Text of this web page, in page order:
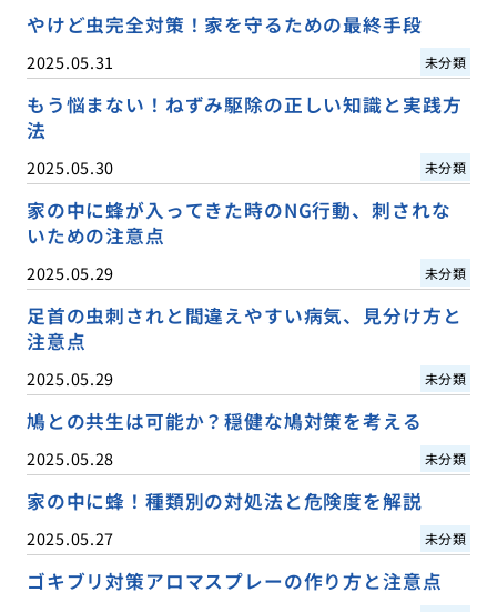
やけど虫完全対策！家を守るための最終手段
2025.05.31 未分類
もう悩まない！ねずみ駆除の正しい知識と実践方
法
2025.05.30 未分類
家の中に蜂が入ってきた時のNG行動、刺されな
いための注意点
2025.05.29 未分類
足首の虫刺されと間違えやすい病気、見分け方と
注意点
2025.05.29 未分類
鳩との共生は可能か？穏健な鳩対策を考える
2025.05.28 未分類
家の中に蜂！種類別の対処法と危険度を解説
2025.05.27 未分類
ゴキブリ対策アロマスプレーの作り方と注意点